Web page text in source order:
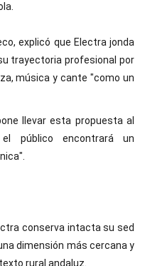
explicó que Electra jonda
trayectoria profesional por
música y cante "como un
llevar esta propuesta al
público encontrará un
conserva intacta su sed
dimensión más cercana y
rural andaluz.